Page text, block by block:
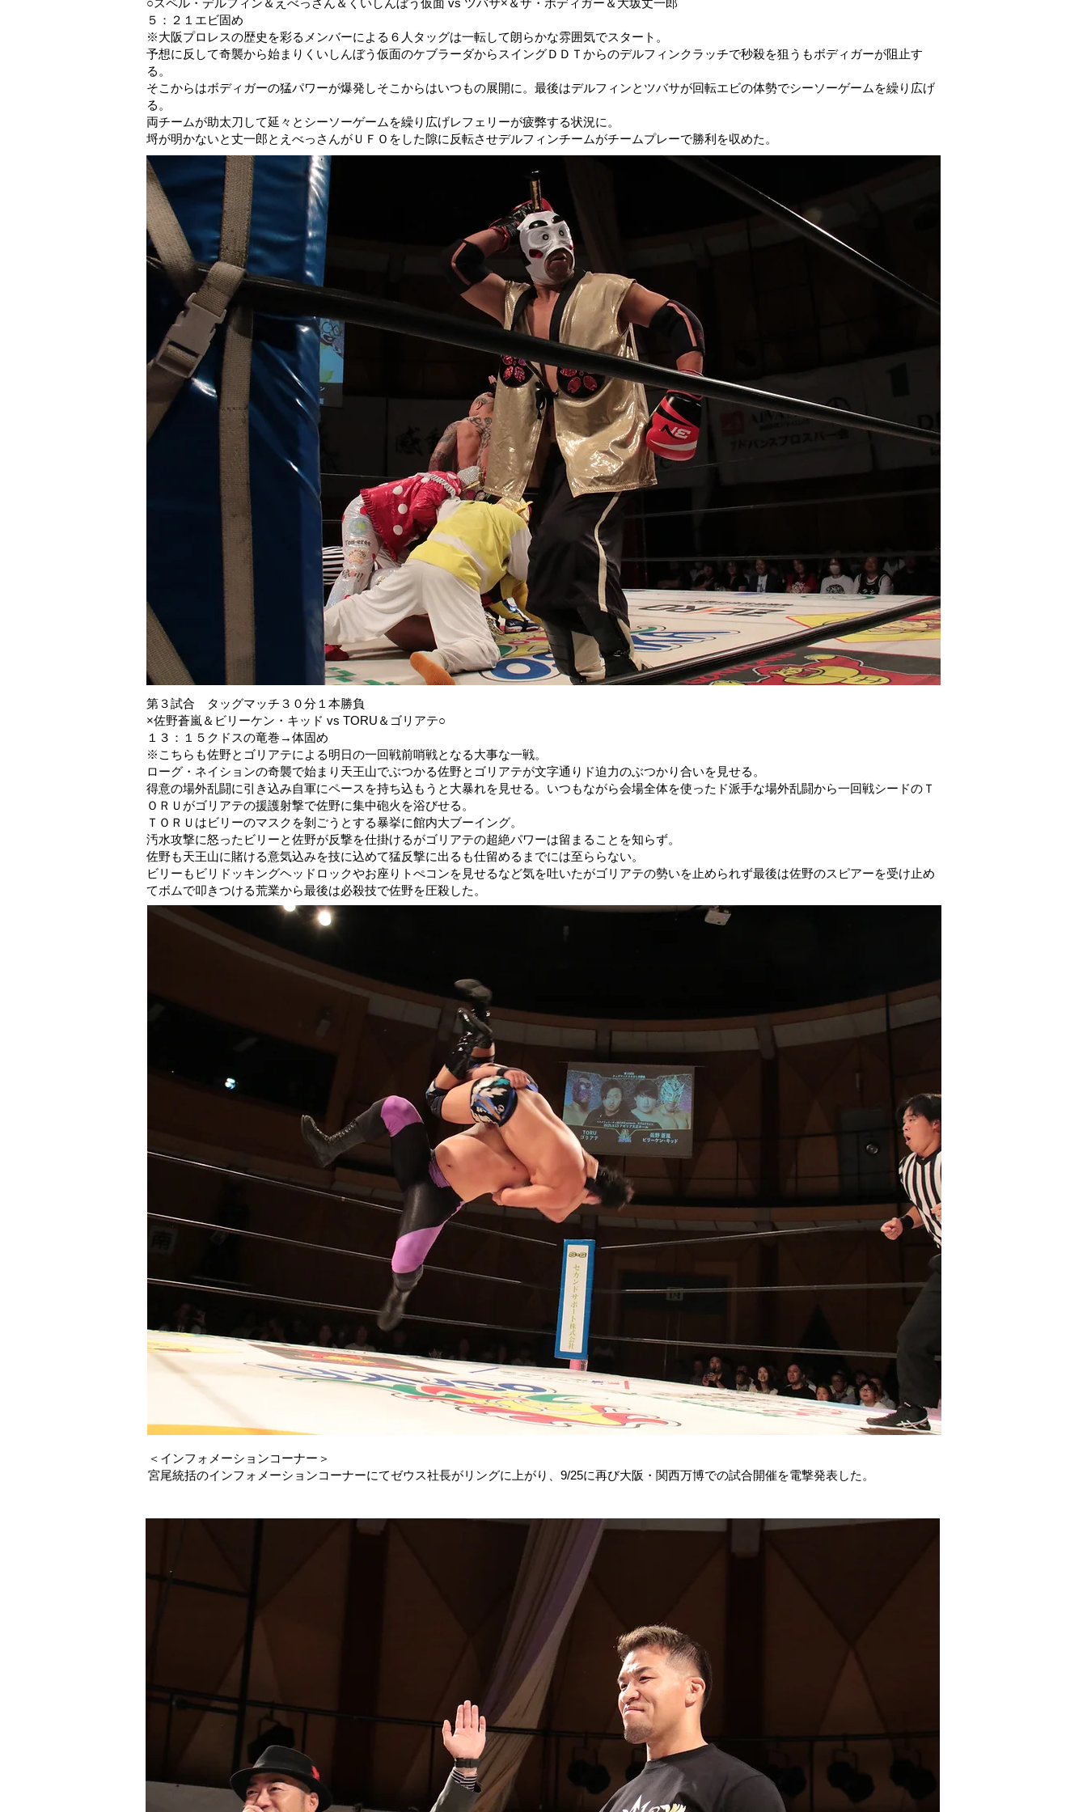
○スペル・デルフィン＆えべっさん＆くいしんぼう仮面 vs ツバサ×＆ザ・ボディガー＆大坂丈一郎
５：２１エビ固め
※大阪プロレスの歴史を彩るメンバーによる６人タッグは一転して朗らかな雰囲気でスタート。
予想に反して奇襲から始まりくいしんぼう仮面のケブラーダからスイングＤＤＴからのデルフィンクラッチで秒殺を狙うもボディガーが阻止す
る。
そこからはボディガーの猛パワーが爆発しそこからはいつもの展開に。最後はデルフィンとツバサが回転エビの体勢でシーソーゲームを繰り広げ
る。
両チームが助太刀して延々とシーソーゲームを繰り広げレフェリーが疲弊する状況に。
埒が明かないと丈一郎とえべっさんがＵＦＯをした隙に反転させデルフィンチームがチームプレーで勝利を収めた。
第３試合 タッグマッチ３０分１本勝負
×佐野蒼嵐＆ビリーケン・キッド vs TORU＆ゴリアテ○
１３：１５クドスの竜巻→体固め
※こちらも佐野とゴリアテによる明日の一回戦前哨戦となる大事な一戦。
ローグ・ネイションの奇襲で始まり天王山でぶつかる佐野とゴリアテが文字通りド迫力のぶつかり合いを見せる。
得意の場外乱闘に引き込み自軍にペースを持ち込もうと大暴れを見せる。いつもながら会場全体を使ったド派手な場外乱闘から一回戦シードのＴ
ＯＲＵがゴリアテの援護射撃で佐野に集中砲火を浴びせる。
ＴＯＲＵはビリーのマスクを剝ごうとする暴挙に館内大ブーイング。
汚水攻撃に怒ったビリーと佐野が反撃を仕掛けるがゴリアテの超絶パワーは留まることを知らず。
佐野も天王山に賭ける意気込みを技に込めて猛反撃に出るも仕留めるまでには至ららない。
ビリーもビリドッキングヘッドロックやお座りトぺコンを見せるなど気を吐いたがゴリアテの勢いを止められず最後は佐野のスピアーを受け止め
てボムで叩きつける荒業から最後は必殺技で佐野を圧殺した。
＜インフォメーションコーナー＞
宮尾統括のインフォメーションコーナーにてゼウス社長がリングに上がり、9/25に再び大阪・関西万博での試合開催を電撃発表した。